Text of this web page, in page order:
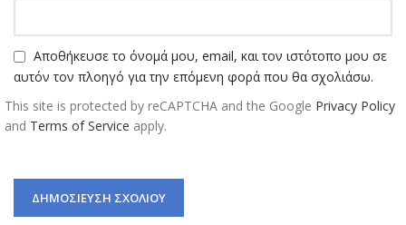
Αποθήκευσε το όνομά μου, email, και τον ιστότοπο μου σε
αυτόν τον πλοηγό για την επόμενη φορά που θα σχολιάσω.
This site is protected by reCAPTCHA and the Google Privacy Policy
and Terms of Service apply.